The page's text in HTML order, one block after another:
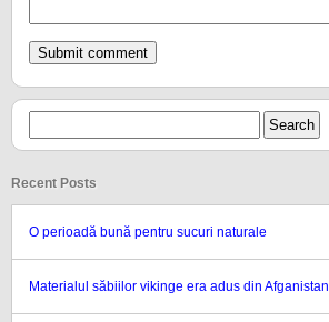
Recent Posts
O perioadă bună pentru sucuri naturale
Materialul săbiilor vikinge era adus din Afganistan